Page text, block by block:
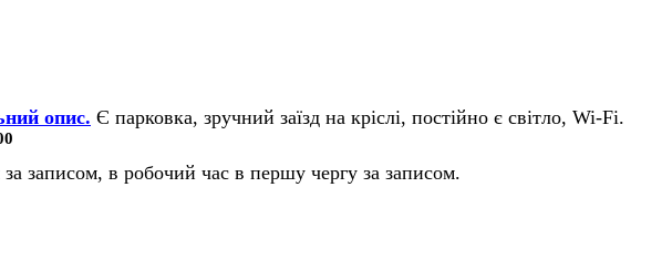
опис. Є парковка, зручний заїзд на кріслі, постійно є світло, Wi-Fi.
записом, в робочий час в першу чергу за записом.